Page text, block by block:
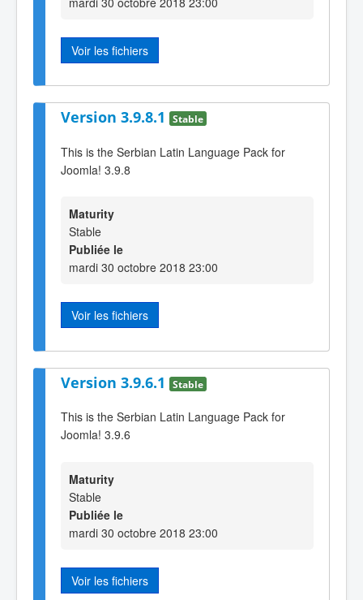
Voir les fichiers
Version 3.9.8.1 Stable
This is the Serbian Latin Language Pack for
Joomla! 3.9.8
Maturity
Stable
Publiée le
mardi 30 octobre 2018 23:00
Voir les fichiers
Version 3.9.6.1 Stable
This is the Serbian Latin Language Pack for
Joomla! 3.9.6
Maturity
Stable
Publiée le
mardi 30 octobre 2018 23:00
Voir les fichiers